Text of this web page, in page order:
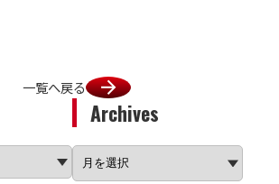
Archives
一覧へ戻る